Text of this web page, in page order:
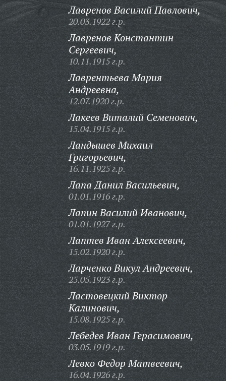
Лавренов Василий Павлович,
20.03.1922 г.р.
Лавренов Константин
Сергеевич,
10.11.1915 г.р.
Лаврентьева Мария
Андреевна,
12.07.1920 г.р.
Лакеев Виталий Семенович,
15.04.1915 г.р.
Ландышев Михаил
Григорьевич,
16.11.1925 г.р.
Лапа Данил Васильевич,
01.01.1916 г.р.
Лапин Василий Иванович,
01.01.1927 г.р.
Лаптев Иван Алексеевич,
15.02.1920 г.р.
Ларченко Викул Андреевич,
25.05.1923 г.р.
Ластовецкий Виктор
Калинович,
15.08.1925 г.р.
Лебедев Иван Герасимович,
03.05.1919 г.р.
Левко Федор Матвеевич,
16.04.1926 г.р.